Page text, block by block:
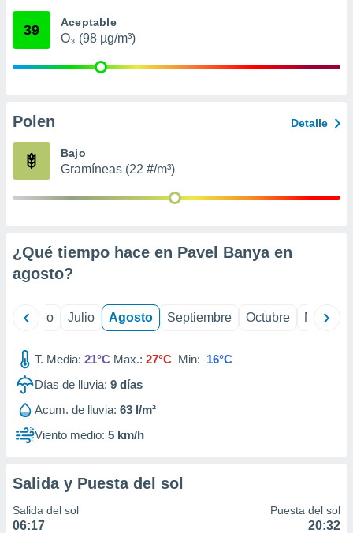
mediante
publicidad
de
39 Aceptable
O₃ (98 µg/m³)
Polen Detalle
Bajo
Gramíneas (22 #/m³)
¿Qué tiempo hace en Pavel Banya en
agosto?
Junio Julio Agosto Septiembre Octubre
T. Media: 21°C Max.: 27°C Min: 16°C
Días de lluvia: 9 días
Acum. de lluvia: 63 l/m²
Viento medio: 5 km/h
Salida y Puesta del sol
Salida del sol
06:17
Puesta del sol
20:32